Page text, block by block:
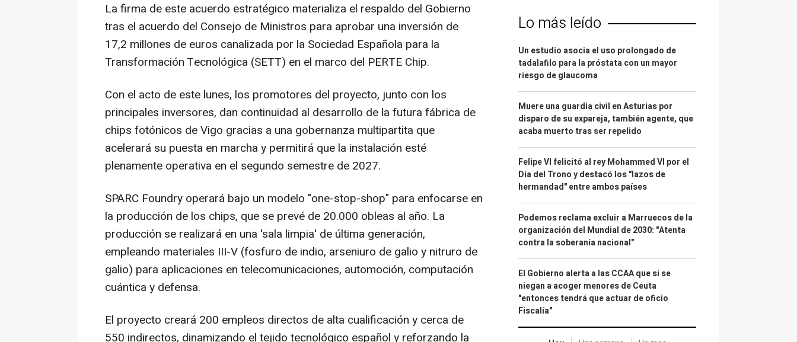
La firma de este acuerdo estratégico materializa el respaldo del Gobierno
tras el acuerdo del Consejo de Ministros para aprobar una inversión de
17,2 millones de euros canalizada por la Sociedad Española para la
Transformación Tecnológica (SETT) en el marco del PERTE Chip.
Con el acto de este lunes, los promotores del proyecto, junto con los
principales inversores, dan continuidad al desarrollo de la futura fábrica de
chips fotónicos de Vigo gracias a una gobernanza multipartita que
acelerará su puesta en marcha y permitirá que la instalación esté
plenamente operativa en el segundo semestre de 2027.
SPARC Foundry operará bajo un modelo "one-stop-shop" para enfocarse en
la producción de los chips, que se prevé de 20.000 obleas al año. La
producción se realizará en una 'sala limpia' de última generación,
empleando materiales III-V (fosfuro de indio, arseniuro de galio y nitruro de
galio) para aplicaciones en telecomunicaciones, automoción, computación
cuántica y defensa.
El proyecto creará 200 empleos directos de alta cualificación y cerca de
550 indirectos, dinamizando el tejido tecnológico español y reforzando la
Lo más leído
Un estudio asocia el uso prolongado de
tadalafilo para la próstata con un mayor
riesgo de glaucoma
Muere una guardia civil en Asturias por
disparo de su expareja, también agente, que
acaba muerto tras ser repelido
Felipe VI felicitó al rey Mohammed VI por el
Día del Trono y destacó los "lazos de
hermandad" entre ambos países
Podemos reclama excluir a Marruecos de la
organización del Mundial de 2030: "Atenta
contra la soberanía nacional"
El Gobierno alerta a las CCAA que si se
niegan a acoger menores de Ceuta
"entonces tendrá que actuar de oficio
Fiscalía"